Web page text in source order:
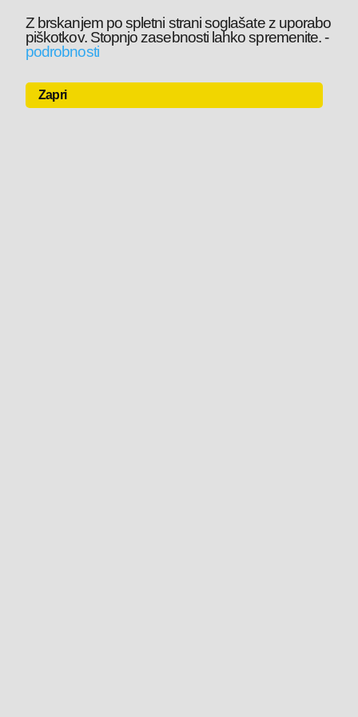
Z brskanjem po spletni strani soglašate z uporabo
piškotkov. Stopnjo zasebnosti lahko spremenite.-
podrobnosti
Zapri